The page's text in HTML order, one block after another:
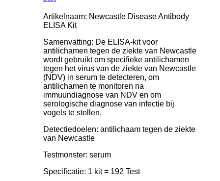
Artikelnaam: Newcastle Disease Antibody
ELISA Kit
Samenvatting: De ELISA-kit voor
antilichamen tegen de ziekte van Newcastle
wordt gebruikt om specifieke antilichamen
tegen het virus van de ziekte van Newcastle
(NDV) in serum te detecteren, om
antilichamen te monitoren na
immuundiagnose van NDV en om
serologische diagnose van infectie bij
vogels te stellen.
Detectiedoelen: antilichaam tegen de ziekte
van Newcastle
Testmonster: serum
Specificatie: 1 kit = 192 Test